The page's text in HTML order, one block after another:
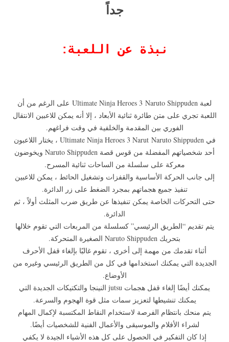
جداً
نبذة عن اللعبة:
لعبة Ultimate Ninja Heroes 3 Naruto Shippuden
على الرغم من أن
اللعبة تجري على متن طائرة ثنائية الأبعاد ، إلا أنه يمكن للاعبين الانتقال
الفوري بين المقدمة والخلفية في وقت فراغهم.
في Ultimate Ninja Heroes 3 Narut Naruto Shippuden ، يختار اللاعبون
أحد شخصياتهم المفضلة من قوس قصة Naruto Shippuden ويخوضون
معركة على سلسلة من الساحات ثنائية المسرح.
إلى جانب الحركة الأساسية والقفزات وتشغيل الحائط ، يمكن للاعبين
تنفيذ جميع هجماتهم بمجرد الضغط على زر الدائرة.
حتى التحركات الخاصة يمكن تنفيذها عن طريق ضرب المثلث أولاً ، ثم
الدائرة.
يتم تقديم “الطريق الرئيسي” كسلسلة من المربعات التي تقوم خلالها
بتحريك Naruto Shippuden الصغيرة المتحركة.
أثناء تقدمك من مهمة إلى أخرى ، تقوم غالبًا بإلغاء قفل الأحرف
الجديدة التي يمكنك استخدامها في كل من الطريق الرئيسي وغيره من
الأوضاع.
يمكنك أيضًا إلغاء قفل هجمات jutsu النينجا والتكتيكات الجديدة التي
يمكنك تنشيطها لتعزيز سمات مثل قوة الهجوم والسرعة.
يتم منحك بانتظام الفرصة لاستخدام النقاط المكتسبة لإكمال المهام
لشراء الأفلام والموسيقى والأعمال الفنية للشخصيات أيضًا.
إذا كان التفكير في الحصول على كل هذه الأشياء الجيدة لا يكفي